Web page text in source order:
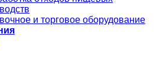
и торговое оборудование